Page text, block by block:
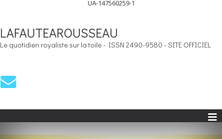
UA-147560259-1
LAFAUTEAROUSSEAU
Le quotidien royaliste sur la toile - ISSN 2490-9580 - SITE OFFICIEL